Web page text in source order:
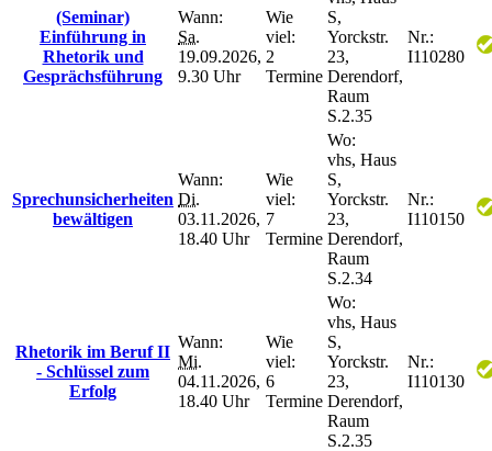
(Seminar)
Einführung in
Rhetorik und
Gesprächsführung
Wann:
Sa.
19.09.2026,
9.30 Uhr
Wie
viel:
2
Termine
S,
Yorckstr.
23,
Derendorf,
Raum
S.2.35
Nr.:
I110280
Sprechunsicherheiten
bewältigen
Wann:
Di.
03.11.2026,
18.40 Uhr
Wie
viel:
7
Termine
Wo:
vhs, Haus
S,
Yorckstr.
23,
Derendorf,
Raum
S.2.34
Nr.:
I110150
Rhetorik im Beruf II
- Schlüssel zum
Erfolg
Wann:
Mi.
04.11.2026,
18.40 Uhr
Wie
viel:
6
Termine
Wo:
vhs, Haus
S,
Yorckstr.
23,
Derendorf,
Raum
S.2.35
Nr.:
I110130